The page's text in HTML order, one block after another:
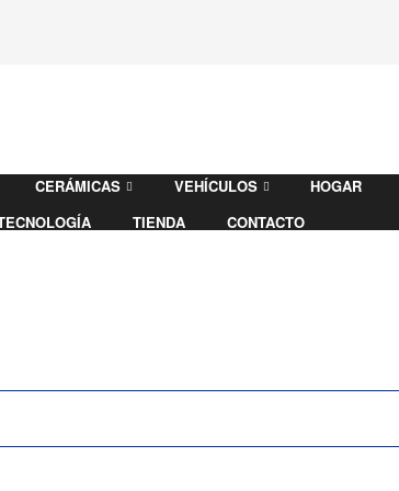
CERÁMICAS VEHÍCULOS HOGAR
TIENDA CONTACTO